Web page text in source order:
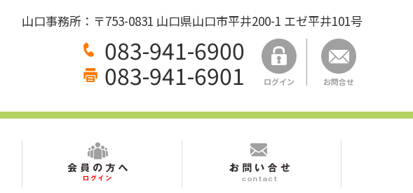
山口事務所：〒753-0831 山口県山口市平井200-1 エゼ平井101号
083-941-6900
083-941-6901 ログイン お問合せ